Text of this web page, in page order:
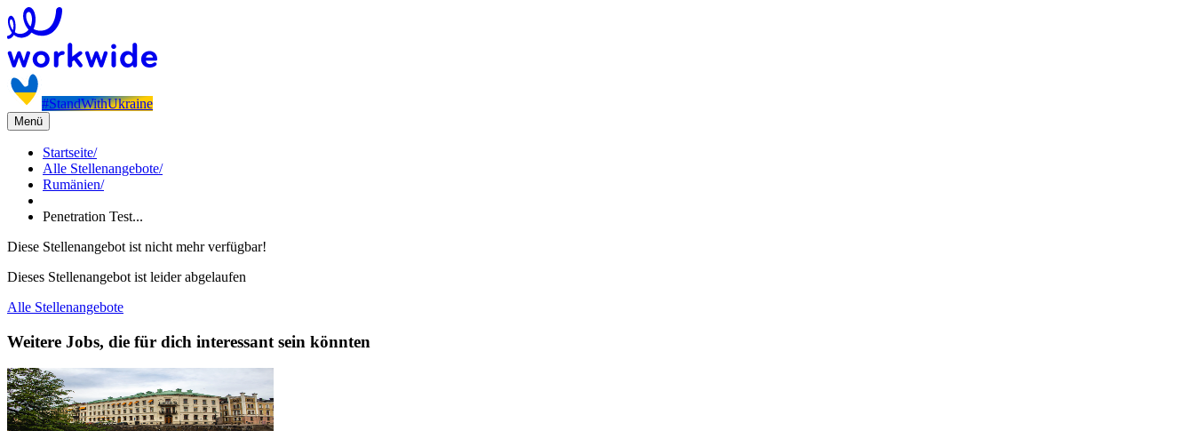
#StandWithUkraine
Menü
Startseite/
Alle Stellenangebote/
Rumänien/
Penetration Test...
Diese Stellenangebot ist nicht mehr verfügbar!
Dieses Stellenangebot ist leider abgelaufen
Alle Stellenangebote
Weitere Jobs, die für dich interessant sein könnten